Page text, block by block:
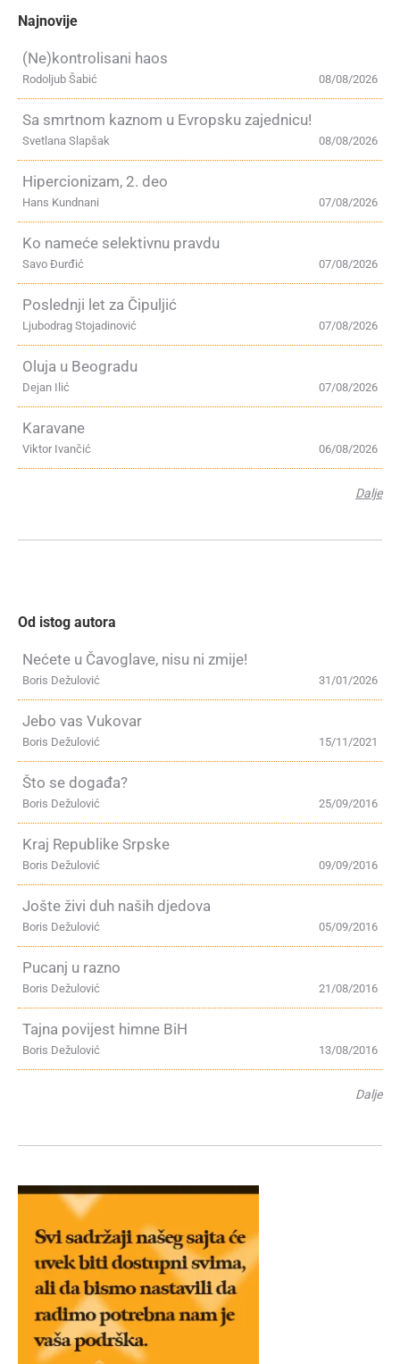
Najnovije
(Ne)kontrolisani haos
08/08/2026
Rodoljub Šabić
Sa smrtnom kaznom u Evropsku zajednicu!
08/08/2026
Svetlana Slapšak
Hipercionizam, 2. deo
07/08/2026
Hans Kundnani
Ko nameće selektivnu pravdu
07/08/2026
Savo Đurđić
Poslednji let za Čipuljić
07/08/2026
Ljubodrag Stojadinović
Oluja u Beogradu
07/08/2026
Dejan Ilić
Karavane
06/08/2026
Viktor Ivančić
Dalje
Od istog autora
Nećete u Čavoglave, nisu ni zmije!
31/01/2026
Boris Dežulović
Jebo vas Vukovar
15/11/2021
Boris Dežulović
Što se događa?
25/09/2016
Boris Dežulović
Kraj Republike Srpske
09/09/2016
Boris Dežulović
Jošte živi duh naših djedova
05/09/2016
Boris Dežulović
Pucanj u razno
21/08/2016
Boris Dežulović
Tajna povijest himne BiH
13/08/2016
Boris Dežulović
Dalje